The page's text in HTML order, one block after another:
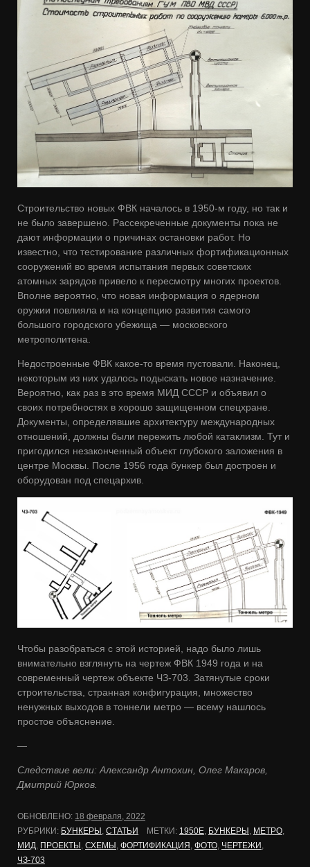
Строительство новых ФВК началось в 1950-м году, но так и
не было завершено. Рассекреченные документы пока не
дают информации о причинах остановки работ. Но
известно, что тестирование различных фортификационных
сооружений во время испытания первых советских
атомных зарядов привело к пересмотру многих проектов.
Вполне вероятно, что новая информация о ядерном
оружии повлияла и на концепцию развития самого
большого городского убежища — московского
метрополитена.
Недостроенные ФВК какое-то время пустовали. Наконец,
некоторым из них удалось подыскать новое назначение.
Вероятно, как раз в это время МИД СССР и объявил о
своих потребностях в хорошо защищенном спецхране.
Документы, определявшие архитектуру международных
отношений, должны были пережить любой катаклизм. Тут и
пригодился незаконченный объект глубокого заложения в
центре Москвы. После 1956 года бункер был достроен и
оборудован под спецархив.
Чтобы разобраться с этой историей, надо было лишь
внимательно взглянуть на чертеж ФВК 1949 года и на
современный чертеж объекте ЧЗ-703. Затянутые сроки
строительства, странная конфигурация, множество
ненужных выходов в тоннели метро — всему нашлось
простое объяснение.
—
Следствие вели: Александр Антохин, Олег Макаров,
Дмитрий Юрков.
ОБНОВЛЕНО: 18 февраля, 2022
РУБРИКИ: БУНКЕРЫ , СТАТЬИ МЕТКИ: 1950Е, БУНКЕРЫ , МЕТРО,
МИД, ПРОЕКТЫ , СХЕМЫ , ФОРТИФИКАЦИЯ , ФОТО, ЧЕРТЕЖИ ,
ЧЗ-703